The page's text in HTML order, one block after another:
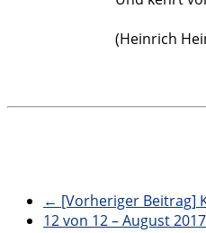
(Heinrich
← [Vorheriger Beitrag]
12 von 12 – August 2017